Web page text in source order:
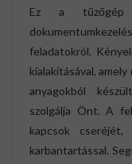
Ez a tűzőgép
feladatokról.
kialakításával,
anyagokból
szolgálja Önt. A
kapcsok
karbantartással.